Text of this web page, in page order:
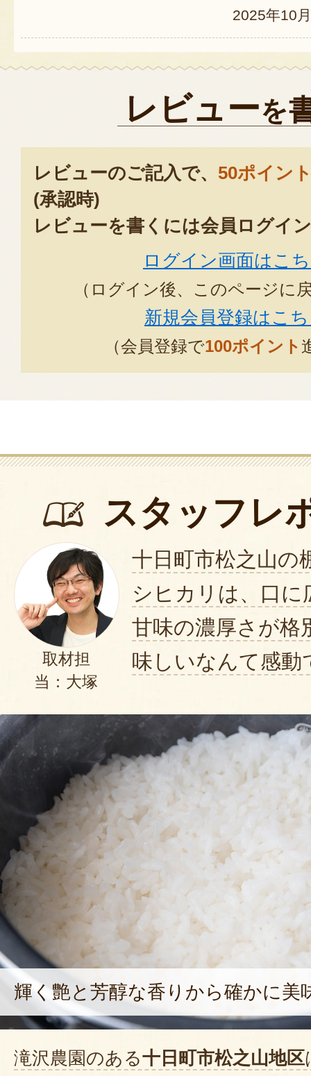
2025年10
レビューを
レビューのご記入で、 50ポイン
(承認時)
レビューを書くには会員ログイ
ログイン画面はこ
（ログイン後、このページに
新規会員登録はこ
（会員登録で100ポイント
スタッフレ
取材担
当：大塚
十日町市松之山の
シヒカリは、口に
甘味の濃厚さが格
味しいなんて感動
輝く艶と芳醇な香りから確かに美
滝沢農園のある十日町市松之山地区